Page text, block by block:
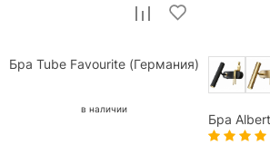
Бра Tube Favourite (Германия)
в наличии
Бра